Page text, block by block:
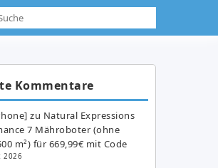
Kommentare
zu Natural Expressions
7 Mähroboter (ohne
m²) für 669,99€ mit Code
2026